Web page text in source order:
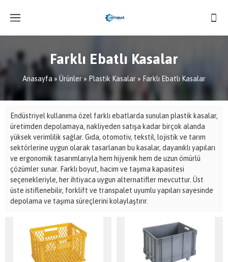
Farklı Ebatlı Kasalar
Anasayfa » Ürünler» Plastik Kasalar» Farklı Ebatlı Kasalar
Endüstriyel kullanıma özel farklı ebatlarda sunulan plastik kasalar,
üretimden depolamaya, nakliyeden satışa kadar birçok alanda
yüksek verimlilik sağlar. Gıda, otomotiv, tekstil, lojistik ve tarım
sektörlerine uygun olarak tasarlanan bu kasalar, dayanıklı yapıları
ve ergonomik tasarımlarıyla hem hijyenik hem de uzun ömürlü
çözümler sunar. Farklı boyut, hacim ve taşıma kapasitesi
seçenekleriyle, her ihtiyaca uygun alternatifler mevcuttur. Üst
üste istiflenebilir, forklift ve transpalet uyumlu yapıları sayesinde
depolama ve taşıma süreçlerini kolaylaştırır.